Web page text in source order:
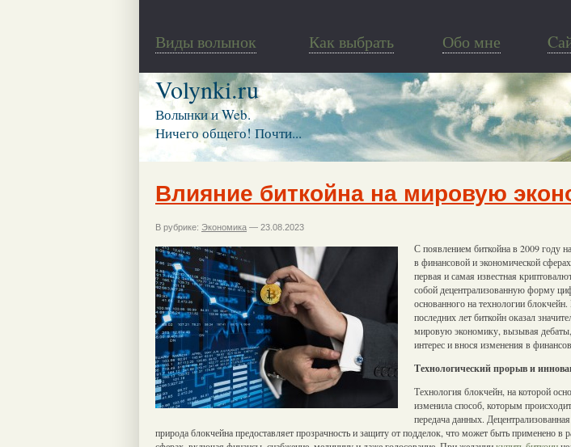
Виды волынок Как выбрать Обо мне
Volynki.ru
Волынки и Web.
Ничего общего! Почти...
Влияние биткойна на мировую
В рубрике: Экономика — 23.08.2023
С появлением биткойна в 2009 году
в финансовой и экономической
первая и самая известная
собой децентрализованную форму
основанного на технологии блокчейн.
последних лет биткойн оказал
мировую экономику, вызывая
интерес и внося изменения в
Технологический прорыв и
Технология блокчейн, на которой
изменила способ, которым
передача данных.
природа блокчейна предоставляет прозрачность и защиту от подделок, что может быть применено в